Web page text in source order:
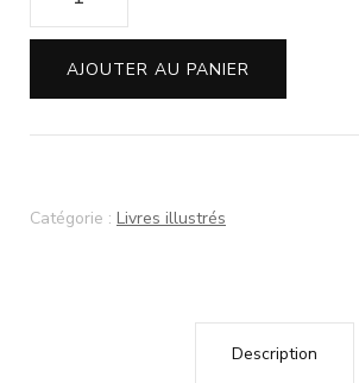
bout
de
AJOUTER AU PANIER
Catégorie : Livres illustrés
Description